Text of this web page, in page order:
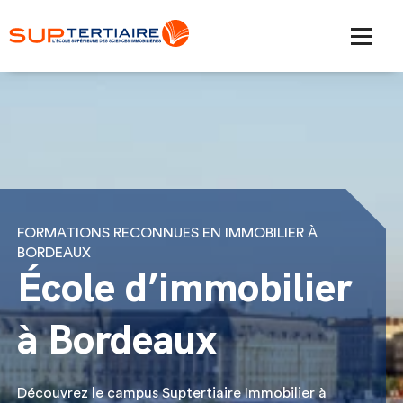
FORMATIONS RECONNUES EN IMMOBILIER À
BORDEAUX
École d’immobilier
à Bordeaux
Découvrez le campus Suptertiaire Immobilier à